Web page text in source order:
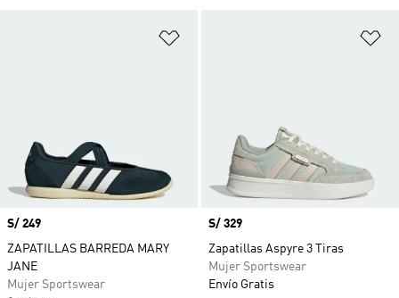
Precio
S/ 249
ZAPATILLAS BARREDA MARY
JANE
Mujer Sportswear
Precio
S/ 329
Zapatillas Aspyre 3 Tiras
Mujer Sportswear
Envío Gratis